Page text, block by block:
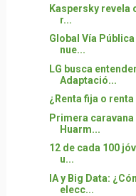
Kaspersky revela
r...
Global Vía
nue...
LG busca
Adaptació...
¿Renta fija o
Primera
Huarm...
12 de cada 100
u...
IA y Big Data:
elecc...